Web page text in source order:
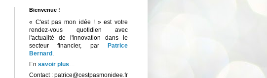
Bienvenue !
« C'est pas mon idée ! » est votre
rendez-vous quotidien avec
l'actualité de l'innovation dans le
secteur financier, par
Patrice
Bernard .
En savoir plus…
Contact : patrice@cestpasmonidee.fr